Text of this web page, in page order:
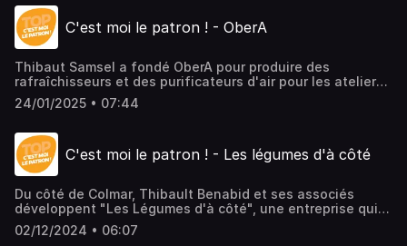
C'est aujourd'hui la 2e scierie du Bas-Rhin, avec 12.000m3
de matière traités chaque année, et 85% du CA réalisé à
l'export.> L'épisode en vidéo ici
C'est moi le patron ! - OberA
Thibaut Samsel a fondé OberA pour produire des
rafraîchisseurs et des purificateurs d'air pour les ateliers
et les entrepôts en particulier. Une alternative technique
bas carbone par rapport à une climatisation "normale",
fois moins d'énergie, en se basant sur le principe de
l'évaporation d'eau.< L'épisode en vidéo ici >
24/01/2025 • 07:44
C'est moi le patron ! - Les légumes d'à côté
Du côté de Colmar, Thibault Benabid et ses associés
développent "Les Légumes d'à côté", une entreprise qui a
pour but de simplifier la vie des restaurants (ainsi que la
restauration collective) en fournissant des légumes frais,
02/12/2024 • 06:07